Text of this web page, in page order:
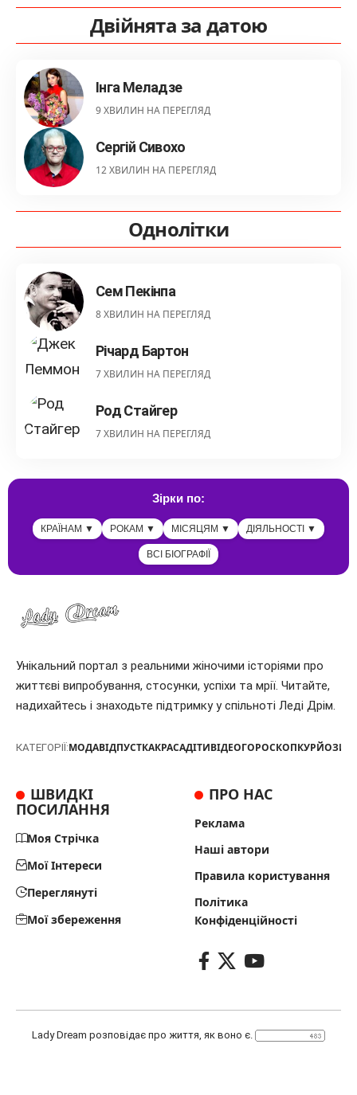
Двійнята за датою
Інга Меладзе
9 ХВИЛИН НА ПЕРЕГЛЯД
Сергій Сивохо
12 ХВИЛИН НА ПЕРЕГЛЯД
Однолітки
Сем Пекінпа
8 ХВИЛИН НА ПЕРЕГЛЯД
Річард Бартон
7 ХВИЛИН НА ПЕРЕГЛЯД
Род Стайгер
7 ХВИЛИН НА ПЕРЕГЛЯД
Зірки по:
КРАЇНАМ ▼ РОКАМ ▼ МІСЯЦЯМ ▼ ДІЯЛЬНОСТІ ▼
ВСІ БІОГРАФІЇ
Унікальний портал з реальними жіночими історіями про
життєві випробування, стосунки, успіхи та мрії. Читайте,
надихайтесь і знаходьте підтримку у спільноті Леді Дрім.
КАТЕГОРІЇ:МОДАВІДПУСТКАКРАСАДІТИВІДЕОГОРОСКОПКУРЙОЗИ
ШВИДКІ
ПОСИЛАННЯ
Моя Стрічка
Мої Інтереси
Переглянуті
Мої збереження
ПРО НАС
Реклама
Наші автори
Правила користування
Політика
Конфіденційності
Lady Dream розповідає про життя, як воно є.